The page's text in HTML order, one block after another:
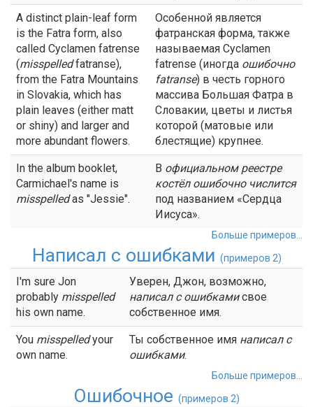
A distinct plain-leaf form
is the Fatra form, also
called Cyclamen fatrense
(misspelledfatranse),
from the Fatra Mountains
in Slovakia, which has
plain leaves (either matt
or shiny) and larger and
more abundant flowers.
Особенной является
фатранская форма, также
называемая Cyclamen
fatrense (иногда ошибочно
fatranse) в честь горного
массива Большая Фатра в
Словакии, цветы и листья
которой (матовые или
блестящие) крупнее.
In the album booklet,
Carmichael's name is
misspelledas "Jessie".
В официальном реестре
костёл ошибочночислится
под названием «Сердца
Иисуса».
Больше примеров...
Написал с ошибками (примеров 2)
I'm sure Jon
probably misspelled
his own name.
Уверен, Джон, возможно,
написал с ошибкамисвое
собственное имя.
You misspelledyour
own name.
Ты собственное имя написал с
ошибками.
Больше примеров...
Ошибочное (примеров 2)